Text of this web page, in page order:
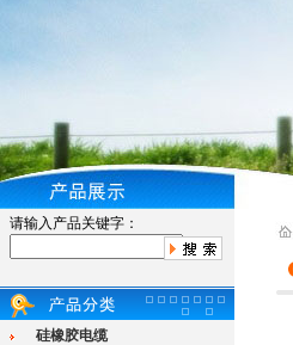
请输入产品关键字：
硅橡胶电缆